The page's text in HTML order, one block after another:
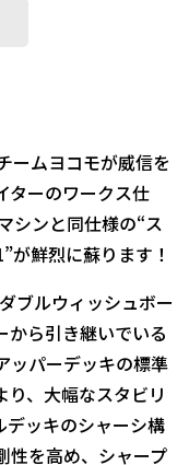
ームヨコモが威信を
ターのワークス仕
シンと同仕様の“ス
が鮮烈に蘇ります！
ブルウィッシュボー
から引き継いでいる
ッパーデッキの標準
、大幅なスタビリ
デッキのシャーシ構
性を高め、シャープ